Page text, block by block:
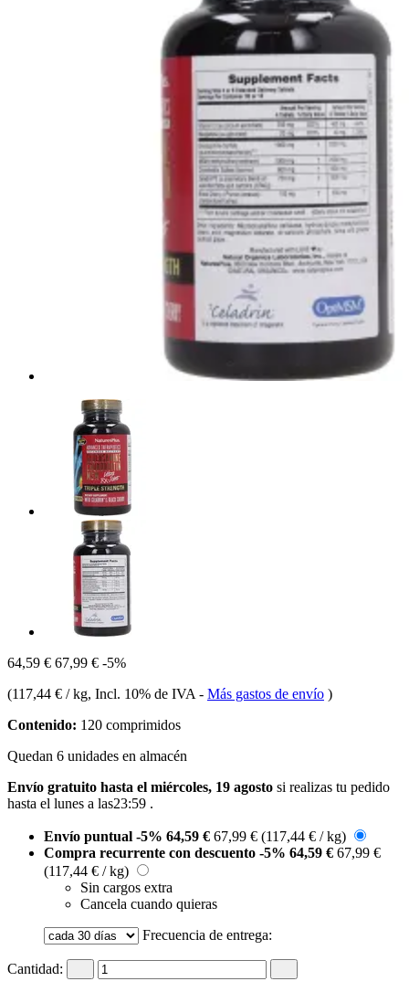
64,59 € 67,99 € -5%
(117,44 € / kg, Incl. 10% de IVA - Más gastos de envío )
Contenido: 120 comprimidos
Quedan 6 unidades en almacén
Envío gratuito hasta el miércoles, 19 agosto si realizas tu pedido
hasta el lunes a las23:59 .
Envío puntual -5% 64,59 € 67,99 € (117,44 € / kg)
Compra recurrente con descuento -5% 64,59 € 67,99 €
(117,44 € / kg)
Sin cargos extra
Cancela cuando quieras
Frecuencia de entrega:
Cantidad: